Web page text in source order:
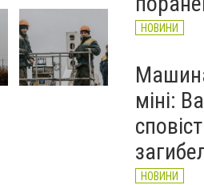
НОВИНИ
міні:
НОВИНИ